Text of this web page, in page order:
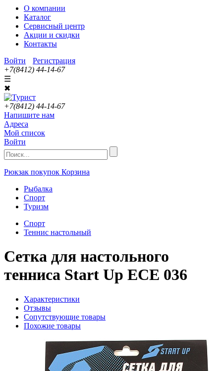
О компании
Каталог
Сервисный центр
Акции и скидки
Контакты
Войти
Регистрация
+7(8412) 44-14-67
☰
✖
+7(8412) 44-14-67
Напишите нам
Адреса
Мой список
Войти
Рюкзак покупок Корзина
Рыбалка
Спорт
Туризм
Спорт
Теннис настольный
Сетка для настольного
тенниса Start Up ECE 036
Характеристики
Отзывы
Сопутствующие товары
Похожие товары